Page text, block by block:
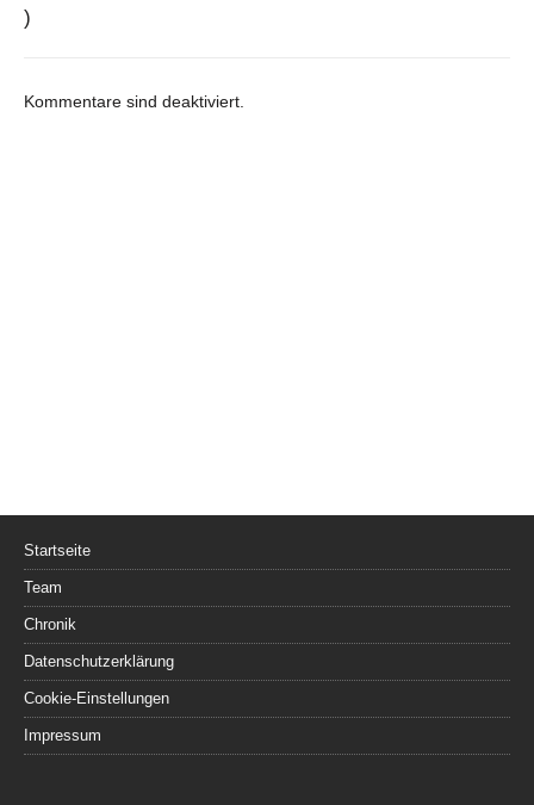
)
Kommentare sind deaktiviert.
Startseite
Team
Chronik
Datenschutzerklärung
Cookie-Einstellungen
Impressum